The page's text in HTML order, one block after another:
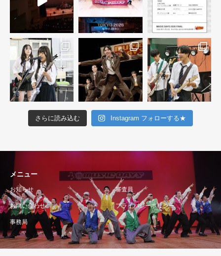
さらに読み込む Instagram フォローする★
メニュー
お知らせ 審査員
お問い合わせ プライバシーポリシー
事務局